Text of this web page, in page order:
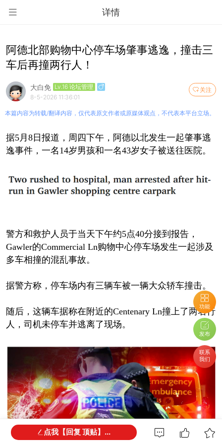
详情
功能
发布
联系
我们
阿德北部购物中心停车场肇事逃逸，撞击三
车后再撞两行人！
关注
大白免 Lv.16 论坛管理
8-5-2026 11:36:01
本篇内容为转载/翻译内容，仅代表原文作者或原媒体观点，不代表本平台立场。
据5月8日报道，周四下午，阿德以北发生一起肇事逃
逸事件，一名14岁男孩和一名43岁女子被送往医院。
警方和救护人员于当天下午约5点40分接到报告，
Gawler的Commercial Ln购物中心停车场发生一起涉及
多车相撞的混乱事故。
据警方称，停车场内有三辆车被一辆大众轿车撞击。
随后，这辆车据称在附近的Centenary Ln撞上了两名行
人，司机未停车并逃离了现场。
点我【回复 顶贴】...